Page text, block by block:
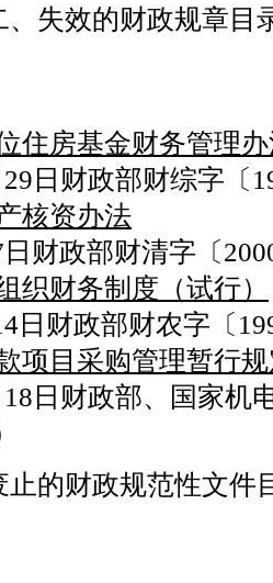
、失效的财政规章目
住房基金财务管理
财政部财综字〔
核资办法
政部财清字〔
织财务制度（试行）
财政部财农字〔
项目采购管理暂行
财政部、国家机
止的财政规范性文件